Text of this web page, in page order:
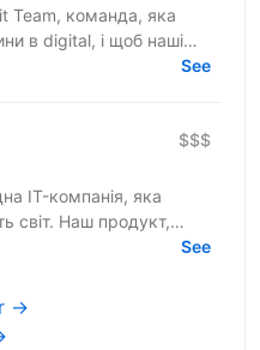
в digital, і щоб наші
шукаємо
See
$$$
IT-компанія, яка
світ. Наш продукт,
онлайн-таблоїдів,See
→